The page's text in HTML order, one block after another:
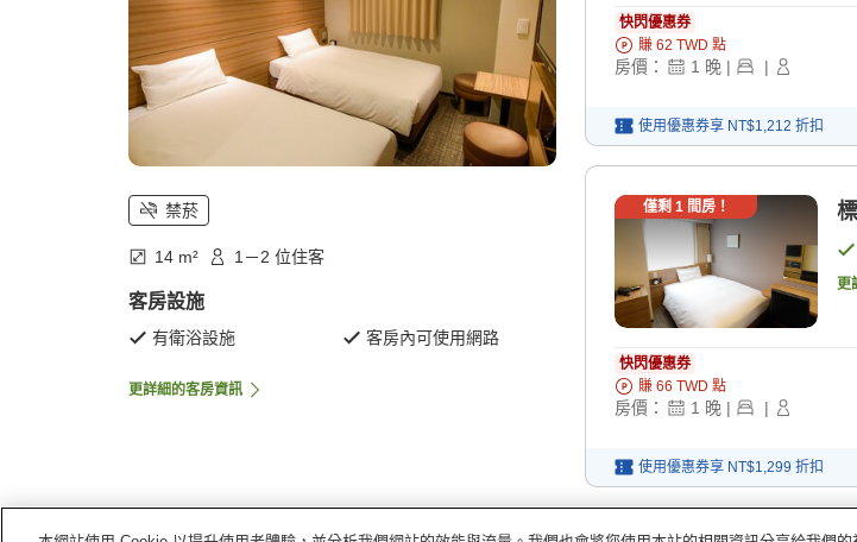
禁菸
14 m² 1－2 位住客
客房設施
有衛浴設施 客房內可使用網路
更詳細的客房資訊
快閃優惠券
賺 62 TWD 點
房價： 1 晚 | |
使用優惠券享 NT$1,212 折扣
僅剩 1間房！
更
快閃優惠券
賺 66 TWD 點
房價： 1 晚 | |
使用優惠券享 NT$1,299 折扣